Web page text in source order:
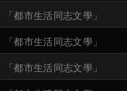
「都市生活同志文學」
「都市生活同志文學」
「都市生活同志文學」